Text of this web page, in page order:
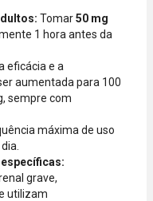
Tomar50 mg
1 hora antes da
eficácia e a
aumentada para 100
sempre com
máxima de uso
grave,
utilizam